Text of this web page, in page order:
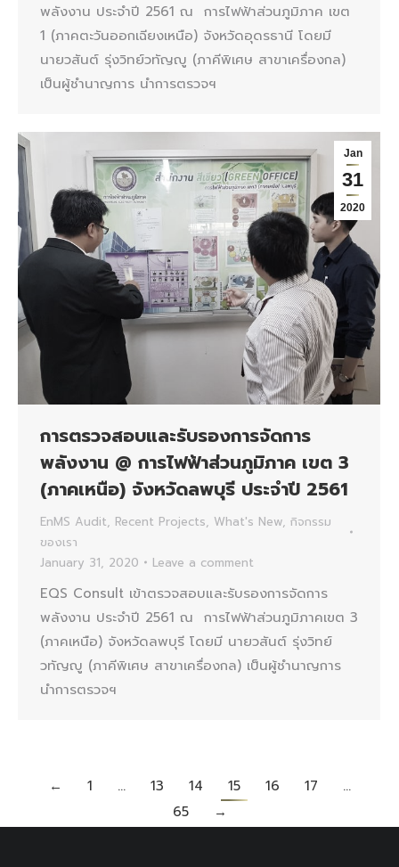
พลังงาน ประจำปี 2561 ณ การไฟฟ้าส่วนภูมิภาค เขต
1 (ภาคตะวันออกเฉียงเหนือ) จังหวัดอุดรธานี โดยมี
นายวสันต์ รุ่งวิทย์วทัญญู (ภาคีพิเศษ สาขาเครื่องกล)
เป็นผู้ชำนาญการ นำการตรวจฯ
Jan
31
2020
การตรวจสอบและรับรองการจัดการ
พลังงาน @ การไฟฟ้าส่วนภูมิภาค เขต 3
(ภาคเหนือ) จังหวัดลพบุรี ประจำปี 2561
EnMS Audit, Recent Projects, What's New, กิจกรรม
ของเรา
January 31, 2020
Leave a comment
EQS Consult เข้าตรวจสอบและรับรองการจัดการ
พลังงาน ประจำปี 2561 ณ การไฟฟ้าส่วนภูมิภาคเขต 3
(ภาคเหนือ) จังหวัดลพบุรี โดยมี นายวสันต์ รุ่งวิทย์
วทัญญู (ภาคีพิเศษ สาขาเครื่องกล) เป็นผู้ชำนาญการ
นำการตรวจฯ
← 1 … 13 14 15 16 17
…
65
→